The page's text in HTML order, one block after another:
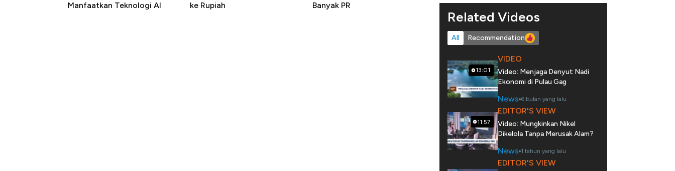
Manfaatkan Teknologi AI
ke Rupiah
Banyak PR
Related Videos
All Recommendation
13:01
VIDEO
Video: Menjaga Denyut Nadi
Ekonomi di Pulau Gag
News 6 bulan yang lalu
11:57
EDITOR'S VIEW
Video: Mungkinkan Nikel
Dikelola Tanpa Merusak Alam?
News 1 tahun yang lalu
EDITOR'S VIEW